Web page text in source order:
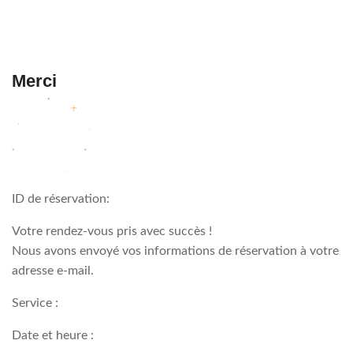
Merci
ID de réservation:
Votre rendez-vous pris avec succès !
Nous avons envoyé vos informations de réservation à votre
adresse e-mail.
Service :
Date et heure :